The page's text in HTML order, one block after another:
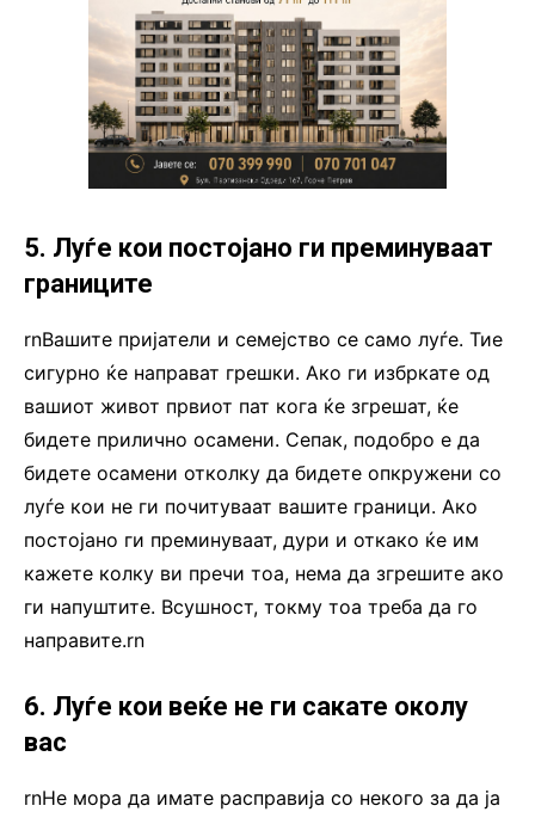
5. Луѓе кои постојано ги преминуваат
границите
rnВашите пријатели и семејство се само луѓе. Тие
сигурно ќе направат грешки. Ако ги избркате од
вашиот живот првиот пат кога ќе згрешат, ќе
бидете прилично осамени. Сепак, подобро е да
бидете осамени отколку да бидете опкружени со
луѓе кои не ги почитуваат вашите граници. Ако
постојано ги преминуваат, дури и откако ќе им
кажете колку ви пречи тоа, нема да згрешите ако
ги напуштите. Всушност, токму тоа треба да го
направите.rn
6. Луѓе кои веќе не ги сакате околу
вас
rnНе мора да имате расправија со некого за да ја